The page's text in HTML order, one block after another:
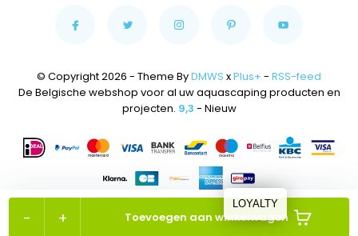
+
- Toevoegen aan winkelwagen
© Copyright 2026 - Theme ByDMWS xPlus+ - RSS-feed
De Belgische webshop voor al uw aquascaping producten en
projecten. 9,3 - Nieuw
LOYALTY